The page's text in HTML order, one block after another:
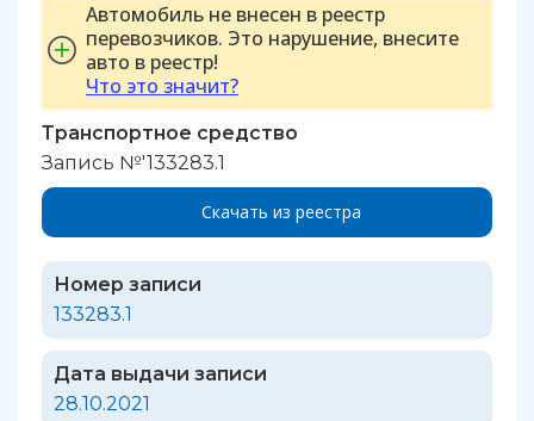
Автомобиль не внесен в реестр
перевозчиков. Это нарушение, внесите
авто в реестр!
Что это значит?
Транспортное средство
Запись №'133283.1
Скачать из реестра
Номер записи
133283.1
Дата выдачи записи
28.10.2021